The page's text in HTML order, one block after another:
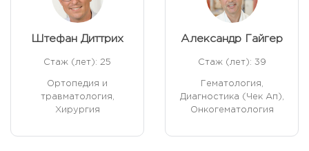
Штефан Диттрих
Стаж (лет): 25
Ортопедия и
травматология,
Хирургия
Александр Гайгер
Стаж (лет): 39
Гематология,
Диагностика (Чек Ап),
Онкогематология